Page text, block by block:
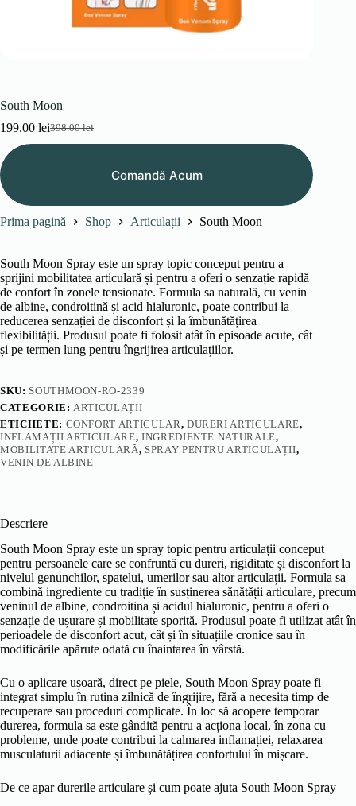
South Moon
398.00lei
Prețul
inițial
199.00 leiPrețul
curent
Comandă Acum
Prima pagină Shop Articulații South Moon
South Moon Spray este un spray topic conceput pentru a
sprijini mobilitatea articulară și pentru a oferi o senzație rapidă
de confort în zonele tensionate. Formula sa naturală, cu venin
de albine, condroitină și acid hialuronic, poate contribui la
reducerea senzației de disconfort și la îmbunătățirea
flexibilității. Produsul poate fi folosit atât în episoade acute, cât
și pe termen lung pentru îngrijirea articulațiilor.
SKU: SOUTHMOON-RO-2339
CATEGORIE: ARTICULAȚII
ETICHETE: CONFORT ARTICULAR, DURERI ARTICULARE,
INFLAMAȚII ARTICULARE, INGREDIENTE NATURALE,
MOBILITATE ARTICULARĂ, SPRAY PENTRU ARTICULAȚII,
VENIN DE ALBINE
Descriere
South Moon Spray este un spray topic pentru articulații conceput
pentru persoanele care se confruntă cu dureri, rigiditate și disconfort la
nivelul genunchilor, spatelui, umerilor sau altor articulații. Formula sa
combină ingrediente cu tradiție în susținerea sănătății articulare, precum
veninul de albine, condroitina și acidul hialuronic, pentru a oferi o
senzație de ușurare și mobilitate sporită. Produsul poate fi utilizat atât în
perioadele de disconfort acut, cât și în situațiile cronice sau în
modificările apărute odată cu înaintarea în vârstă.
Cu o aplicare ușoară, direct pe piele, South Moon Spray poate fi
integrat simplu în rutina zilnică de îngrijire, fără a necesita timp de
recuperare sau proceduri complicate. În loc să acopere temporar
durerea, formula sa este gândită pentru a acționa local, în zona cu
probleme, unde poate contribui la calmarea inflamației, relaxarea
musculaturii adiacente și îmbunătățirea confortului în mișcare.
De ce apar durerile articulare și cum poate ajuta South Moon Spray